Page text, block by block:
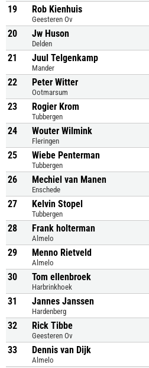
19 Rob Kienhuis
Geesteren Ov
20 Jw Huson
Delden
21 Juul Telgenkamp
Mander
22 Peter Witter
Ootmarsum
23 Rogier Krom
Tubbergen
24 Wouter Wilmink
Fleringen
25 Wiebe Penterman
Tubbergen
26 Mechiel van Manen
Enschede
27 Kelvin Stopel
Tubbergen
28 Frank holterman
Almelo
29 Menno Rietveld
Almelo
30 Tom ellenbroek
Harbrinkhoek
31 Jannes Janssen
Hardenberg
32 Rick Tibbe
Geesteren Ov
33 Dennis van Dijk
Almelo